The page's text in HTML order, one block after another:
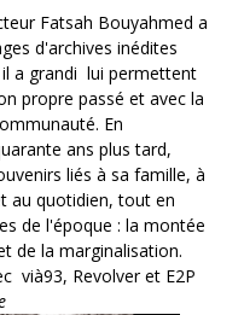
Fatsah Bouyahmed a
d'archives inédites
a grandi lui permettent
propre passé et avec la
En
ans plus tard,
liés à sa famille, à
au quotidien, tout en
de l'époque : la montée
de la marginalisation.
vià93, Revolver et E2P